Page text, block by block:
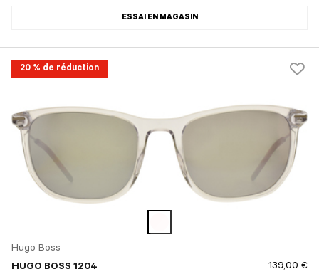
ESSAI EN MAGASIN
20 % de réduction
Hugo Boss
HUGO BOSS 1204
139,00 €